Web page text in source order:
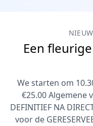
Een
We starten om
€25.00 Algemene
DEFINITIEF NA
voor de